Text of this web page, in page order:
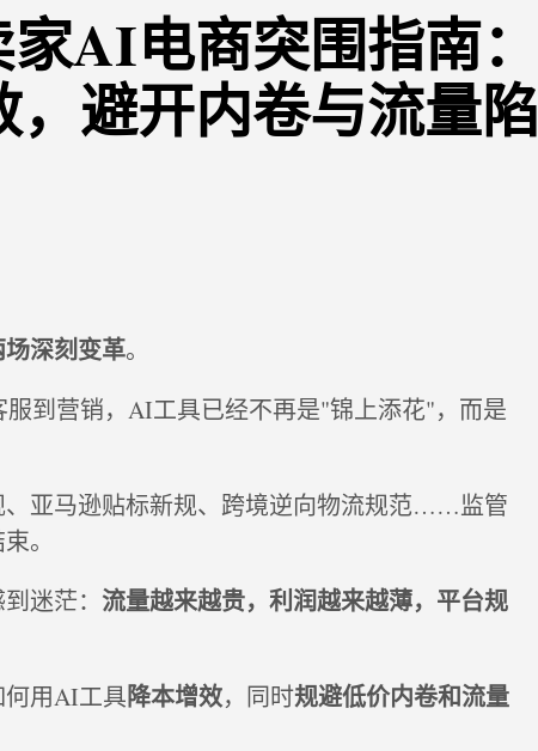
AI电商突围指南：
避开内卷与流量陷
场深刻变革。
到营销，AI工具已经不再是"锦上添花"，而是
亚马逊贴标新规、跨境逆向物流规范……监管
。
迷茫： 流量越来越贵，利润越来越薄，平台规
用AI工具降本增效，同时规避低价内卷和流量